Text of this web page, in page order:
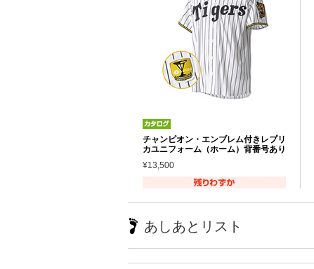
チャンピオン・エンブレム付きレプリ
カユニフォーム（ホーム）背番号あり
¥13,500
あしあとリスト